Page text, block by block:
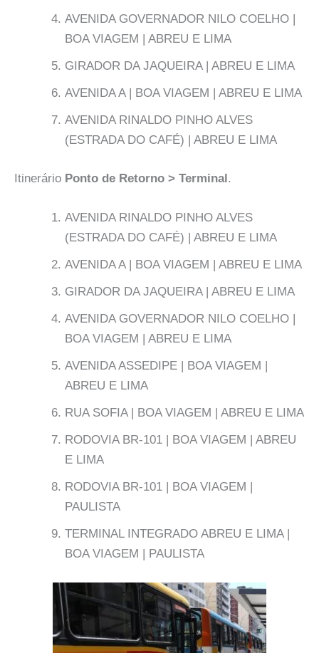
AVENIDA GOVERNADOR NILO COELHO |
BOA VIAGEM | ABREU E LIMA
GIRADOR DA JAQUEIRA | ABREU E LIMA
AVENIDA A | BOA VIAGEM | ABREU E LIMA
AVENIDA RINALDO PINHO ALVES
(ESTRADA DO CAFÉ) | ABREU E LIMA
Itinerário Ponto de Retorno > Terminal.
AVENIDA RINALDO PINHO ALVES
(ESTRADA DO CAFÉ) | ABREU E LIMA
AVENIDA A | BOA VIAGEM | ABREU E LIMA
GIRADOR DA JAQUEIRA | ABREU E LIMA
AVENIDA GOVERNADOR NILO COELHO |
BOA VIAGEM | ABREU E LIMA
AVENIDA ASSEDIPE | BOA VIAGEM |
ABREU E LIMA
RUA SOFIA | BOA VIAGEM | ABREU E LIMA
RODOVIA BR-101 | BOA VIAGEM | ABREU
E LIMA
RODOVIA BR-101 | BOA VIAGEM |
PAULISTA
TERMINAL INTEGRADO ABREU E LIMA |
BOA VIAGEM | PAULISTA